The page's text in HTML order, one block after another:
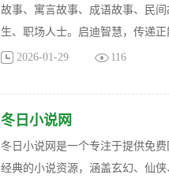
故事、寓言故事、成语故事、民
生、职场人士。启迪智慧，传递正
2026-01-29 116
冬日小说网
冬日小说网是一个专注于提供免
经典的小说资源，涵盖玄幻、仙